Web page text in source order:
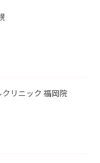
リニック 福岡院